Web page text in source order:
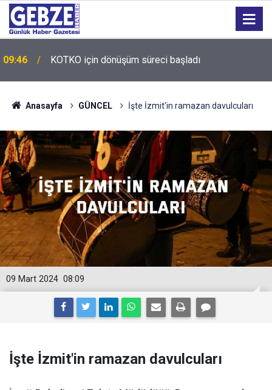
09:46 KOTKO için dönüşüm süreci başladı
Anasayfa GÜNCEL İşte İzmit'in ramazan davulcuları
08:09
09 Mart 2024
İşte İzmit'in ramazan davulcuları